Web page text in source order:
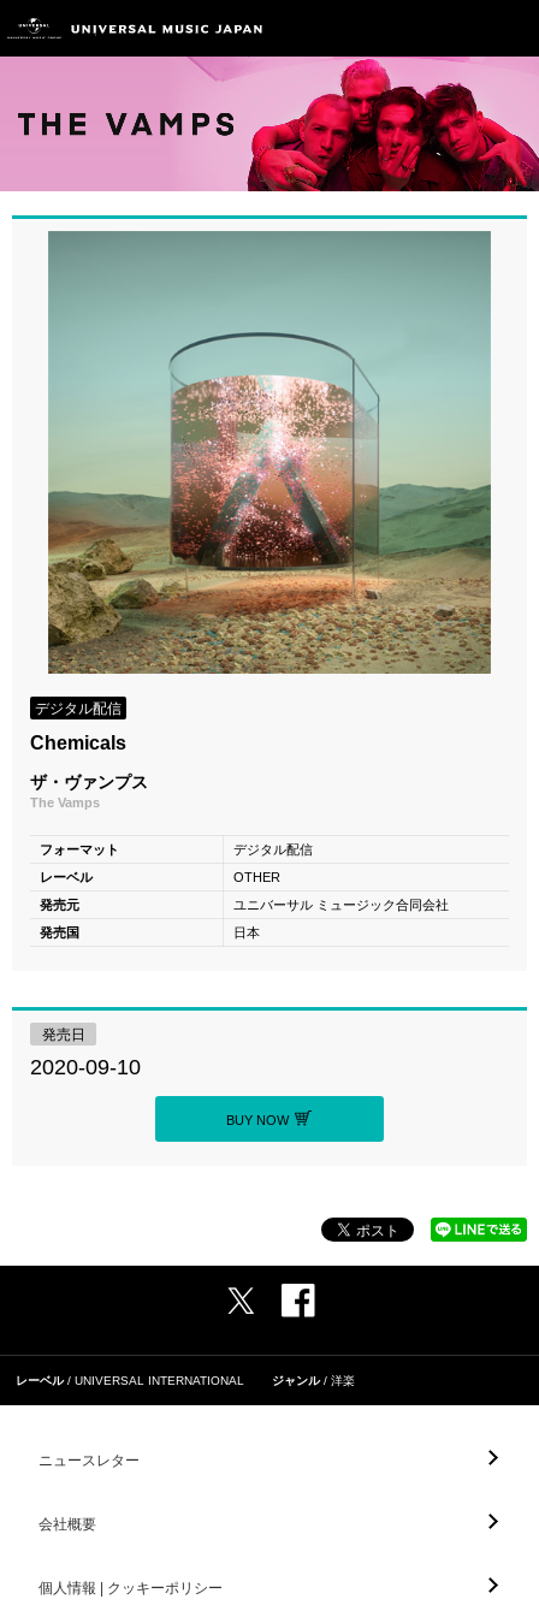
デジタル配信
Chemicals
ザ・ヴァンプス
The Vamps
フォーマット
デジタル配信
レーベル
OTHER
発売元
ユニバーサル ミュージック合同会社
発売国
日本
発売日
2020-09-10
BUY NOW
レーベル UNIVERSAL INTERNATIONAL ジャンル 洋楽
ニュースレター
会社概要
個人情報 | クッキーポリシー